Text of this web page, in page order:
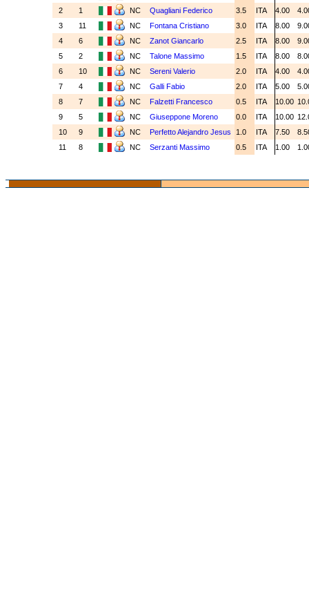
2
1 NC Quagliani Federico 3.5 ITA 4.00
3
11 NC Fontana Cristiano 3.0 ITA 8.00
4
6 NC Zanot Giancarlo 2.5 ITA 8.00
5
2 NC Talone Massimo 1.5 ITA 8.00
6
10 NC Sereni Valerio 2.0 ITA 4.00
7
4 NC Galli Fabio 2.0 ITA 5.00
8
7 NC Falzetti Francesco 0.5 ITA 10.00
9
5 NC Giuseppone Moreno 0.0 ITA 10.00
10
9 NC Perfetto Alejandro Jesus 1.0 ITA 7.50
11
8 NC Serzanti Massimo 0.5 ITA 1.00